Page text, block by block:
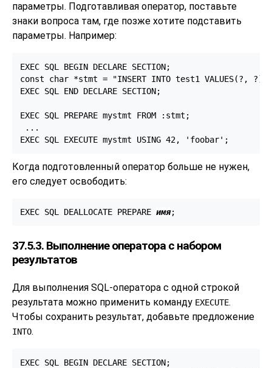
параметры. Подготавливая оператор, поставьте
знаки вопроса там, где позже хотите подставить
параметры. Например:
EXEC SQL BEGIN DECLARE SECTION;
const char *stmt = "INSERT INTO test1 VALUES(?,
EXEC SQL END DECLARE SECTION;
EXEC SQL PREPARE mystmt FROM :stmt;
...
EXEC SQL EXECUTE mystmt USING 42, 'foobar';
Когда подготовленный оператор больше не нужен,
его следует освободить:
EXEC SQL DEALLOCATE PREPARE имя;
37.5.3. Выполнение оператора с набором
результатов
Для выполнения SQL-оператора с одной строкой
результата можно применить команду EXECUTE.
Чтобы сохранить результат, добавьте предложение
INTO.
EXEC SQL BEGIN DECLARE SECTION;